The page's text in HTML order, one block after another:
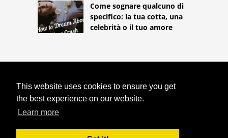
This website uses cookies to ensure you get
the best experience on our website.
Learn more
Come sognare qualcuno di
specifico: la tua cotta, una
celebrità o il tuo amore
HTTPS://ASTROLOGYONLINE.NET
SOGNI RICORRENTI: COSA SIGNIFICA